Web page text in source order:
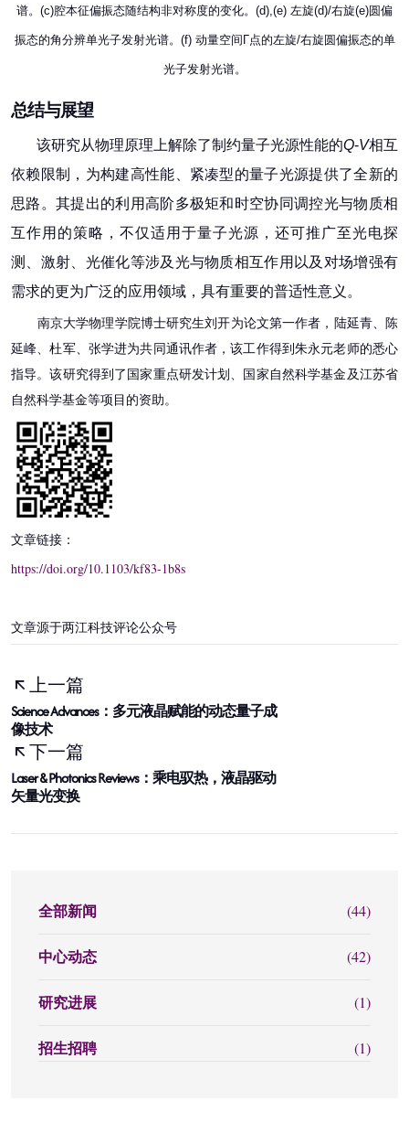
谱。(c)腔本征偏振态随结构非对称度的变化。(d),(e) 左旋(d)/右旋(e)圆偏
振态的角分辨单光子发射光谱。(f) 动量空间Γ点的左旋/右旋圆偏振态的单
光子发射光谱。
总结与展望
该研究从物理原理上解除了制约量子光源性能的Q-V相互
依赖限制，为构建高性能、紧凑型的量子光源提供了全新的
思路。其提出的利用高阶多极矩和时空协同调控光与物质相
互作用的策略，不仅适用于量子光源，还可推广至光电探
测、激射、光催化等涉及光与物质相互作用以及对场增强有
需求的更为广泛的应用领域，具有重要的普适性意义。
南京大学物理学院博士研究生刘开为论文第一作者，陆延青、陈
延峰、杜军、张学进为共同通讯作者，该工作得到朱永元老师的悉心
指导。该研究得到了国家重点研发计划、国家自然科学基金及江苏省
自然科学基金等项目的资助。
文章链接：
https://doi.org/10.1103/kf83-1b8s
文章源于两江科技评论公众号
上一篇
Science Advances：多元液晶赋能的动态量子成
像技术
下一篇
Laser & Photonics Reviews：乘电驭热，液晶驱动
矢量光变换
全部新闻 (44)
中心动态 (42)
研究进展 (1)
招生招聘 (1)